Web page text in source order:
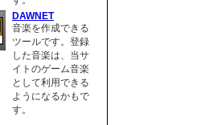
DAWNET
音楽を作成できる
ツールです。登録
した音楽は、当サ
イトのゲーム音楽
として利用できる
ようになるかもで
す。